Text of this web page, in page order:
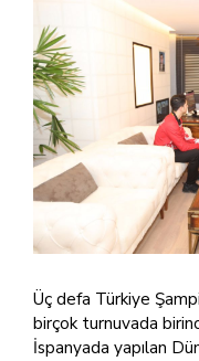
Üç defa Türkiye
birçok turnuvada
İspanyada yapılan